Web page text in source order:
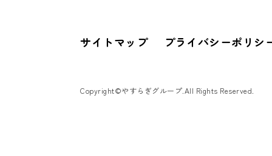
サイトマップ プライバシーポリシ
Copyright©やすらぎグループ.All Rights Reserved.